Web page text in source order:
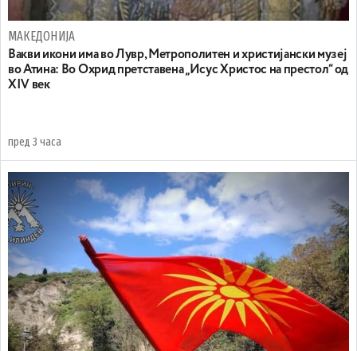
МАКЕДОНИЈА
Вакви икони има во Лувр, Метрополитен и христијански музеј
во Атина: Во Охрид претставена „Исус Христос на престол“ од
XIV век
пред 3 часа